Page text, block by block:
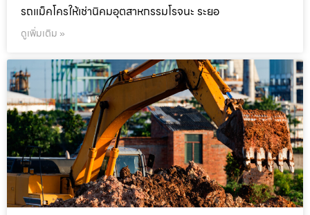
รถแม็คโครให้เช่านิคมอุตสาหกรรมโรจนะ ระยอ
ดูเพิ่มเติม »